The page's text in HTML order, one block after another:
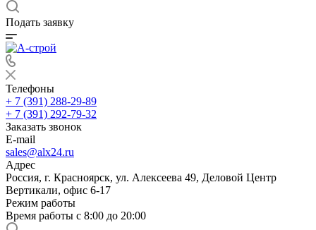
Подать заявку
Телефоны
+ 7 (391) 288-29-89
+ 7 (391) 292-79-32
Заказать звонок
E-mail
sales@alx24.ru
Адрес
Россия, г. Красноярск, ул. Алексеева 49, Деловой Центр
Вертикали, офис 6-17
Режим работы
Время работы с 8:00 до 20:00